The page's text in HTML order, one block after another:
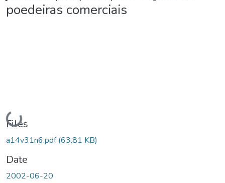
poedeiras comerciais
Loading...
Files
a14v31n6.pdf(63.81 KB)
Date
2002-06-20